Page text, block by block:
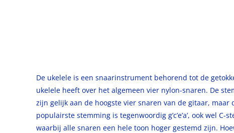
De ukelele is een snaarinstrument behorend tot de
ukelele heeft over het algemeen vier nylon-snaren. De
zijn gelijk aan de hoogste vier snaren van de gitaar, maar
populairste stemming is tegenwoordig g’c’e’a’, ook wel C-
waarbij alle snaren een hele toon hoger gestemd zijn.